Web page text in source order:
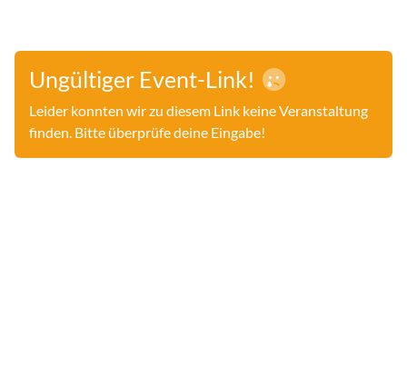
Ungültiger Event-Link!
Leider konnten wir zu diesem Link keine Veranstaltung
finden. Bitte überprüfe deine Eingabe!